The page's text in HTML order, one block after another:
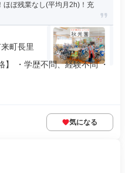
ほぼ残業なし(平均月2h)！充
町長里
・学歴不問、経験不問 ・
気になる